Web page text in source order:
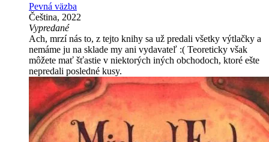
Pevná väzba
Čeština, 2022
Vypredané
Ach, mrzí nás to, z tejto knihy sa už predali všetky výtlačky a
nemáme ju na sklade my ani vydavateľ :( Teoreticky však
môžete mať šťastie v niektorých iných obchodoch, ktoré ešte
nepredali posledné kusy.